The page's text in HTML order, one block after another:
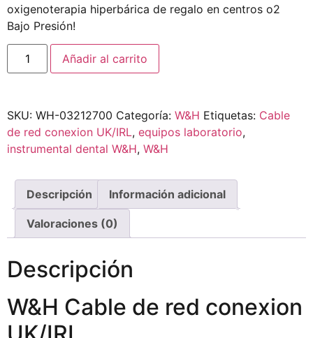
oxigenoterapia hiperbárica de regalo en centros o2
Bajo Presión!
Añadir al carrito
SKU: WH-03212700 Categoría: W&H Etiquetas: Cable
de red conexion UK/IRL, equipos laboratorio,
instrumental dental W&H, W&H
Descripción Información adicional
Valoraciones (0)
Descripción
W&H Cable de red conexion